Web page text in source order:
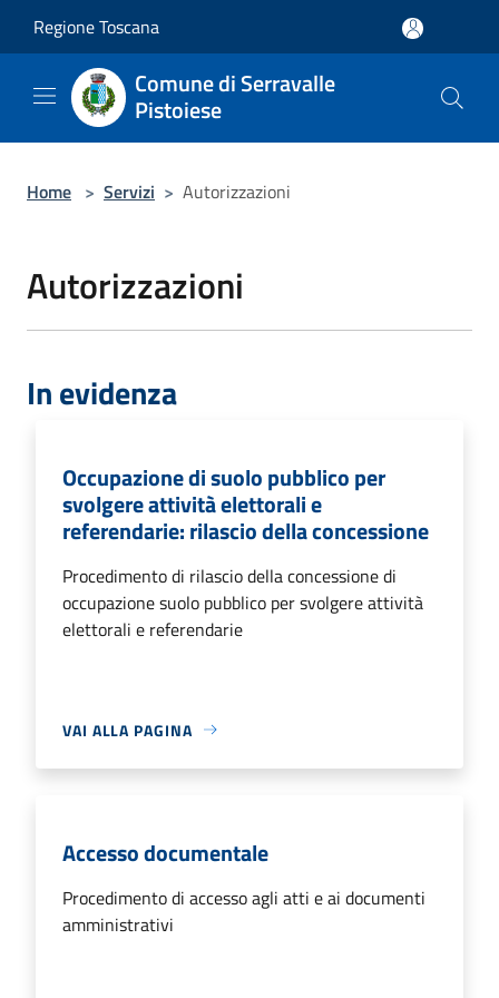
Regione Toscana
Comune di Serravalle
Pistoiese
Home > Servizi > Autorizzazioni
Autorizzazioni
In evidenza
Occupazione di suolo pubblico per
svolgere attività elettorali e
referendarie: rilascio della concessione
Procedimento di rilascio della concessione di
occupazione suolo pubblico per svolgere attività
elettorali e referendarie
VAI ALLA PAGINA
Accesso documentale
Procedimento di accesso agli atti e ai documenti
amministrativi